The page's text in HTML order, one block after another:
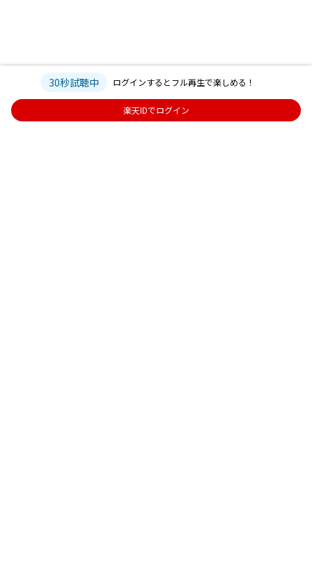
30秒試聴中 ログインするとフル再生で楽しめる！
楽天IDでログイン